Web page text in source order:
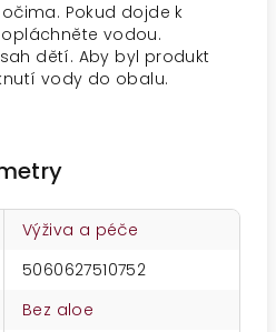
Pokud dojde k
vodou.
dětí. Aby byl produkt
vody do obalu.
Výživa a péče
5060627510752
Bez aloe